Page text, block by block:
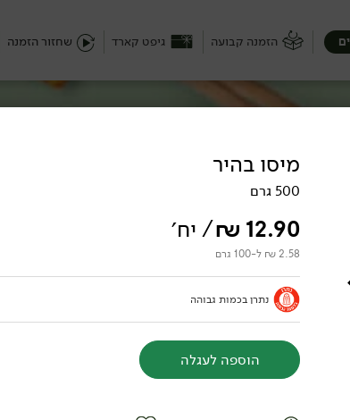
הזמנה קבועה גיפט קארד שחזור הזמנה
מיסו בהיר
500 גרם
12.90
₪/ יח׳
2.58 ₪ ל-100 גרם
נתרן בכמות גבוהה
הוספה לעגלה